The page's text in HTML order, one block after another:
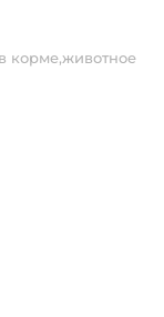
корме,животное